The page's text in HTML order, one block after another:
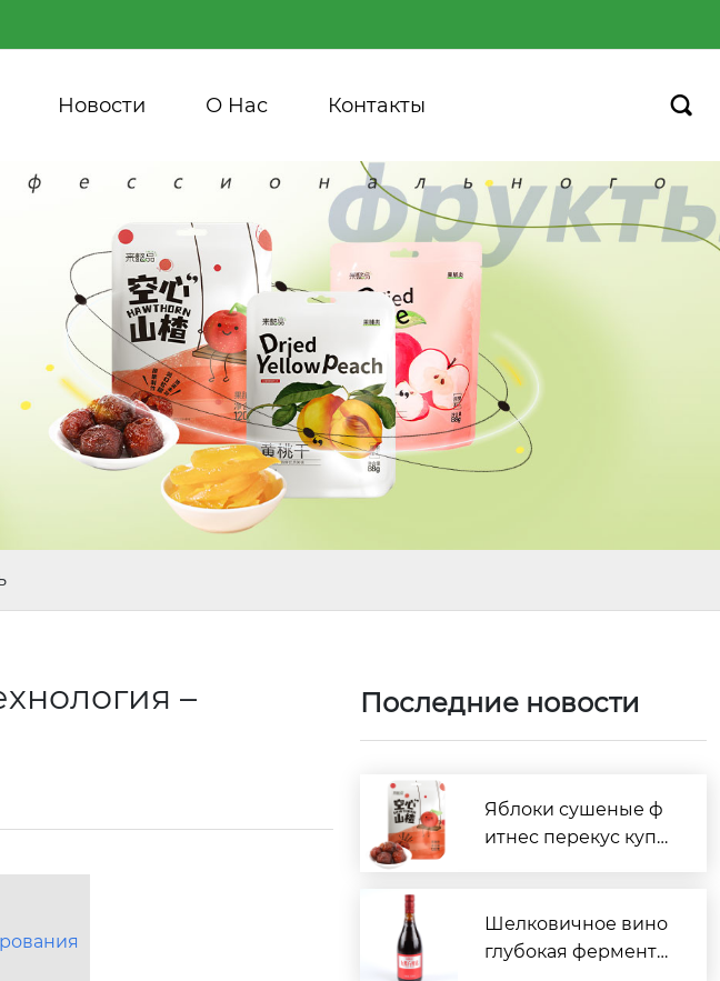
Новости О Hас Контакты 
–
Последние новости
Яблоки сушеные ф
итнес перекус купи
Шелковичное вино
глубокая фермента